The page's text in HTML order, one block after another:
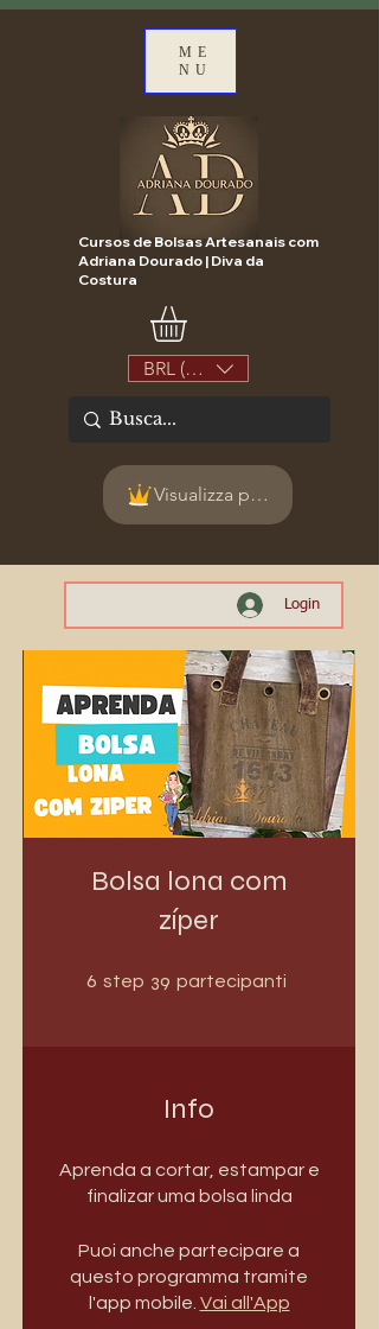
ME
NU
Cursos de Bolsas Artesanais com
Adriana Dourado | Diva da
Costura
BRL (R$)
Visualizza punti
Login
Bolsa lona com
zíper
6 step 6 step
39 partecipanti
Info
Aprenda a cortar, estampar e
finalizar uma bolsa linda
Puoi anche partecipare a
questo programma tramite
l'app mobile. Vai all'App